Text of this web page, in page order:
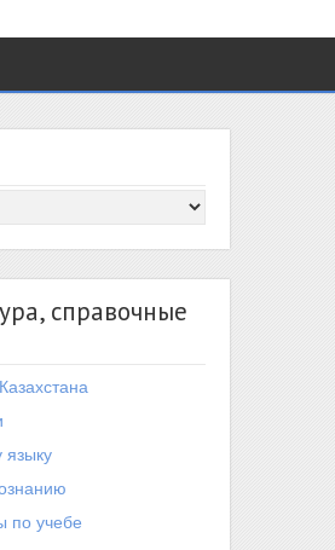
справочные
языку
по учебе